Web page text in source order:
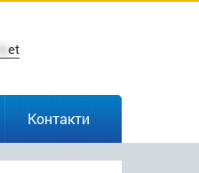
et
Контакти